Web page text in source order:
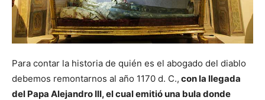
Para contar la historia de quién es el abogado del diablo
debemos remontarnos al año 1170 d. C., con la llegada
del Papa Alejandro III, el cual emitió una bula donde